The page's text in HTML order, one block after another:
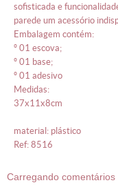
sofisticada e
parede um acessório
embalagem contém:
º 01 escova;
º 01 base;
º 01 adesivo
medidas:
37x11x8cm
material: plástico
ref: 8516
Carregando comentários